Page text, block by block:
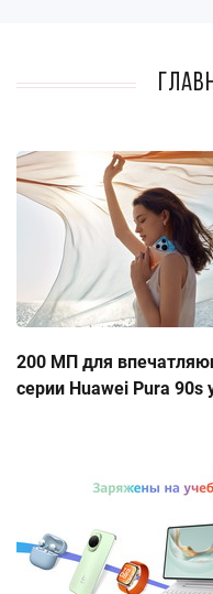
200 МП для
серии Huawei Pura